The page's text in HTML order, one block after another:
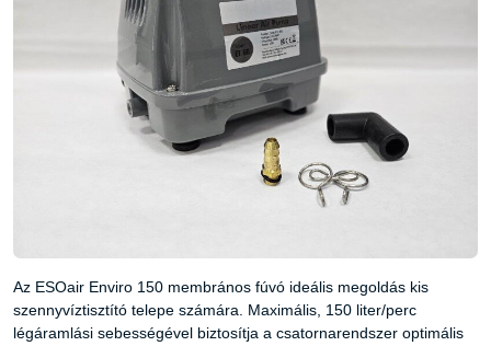
Az ESOair Enviro 150 membrános fúvó ideális megoldás kis
szennyvíztisztító telepe számára. Maximális, 150 liter/perc
légáramlási sebességével biztosítja a csatornarendszer optimális